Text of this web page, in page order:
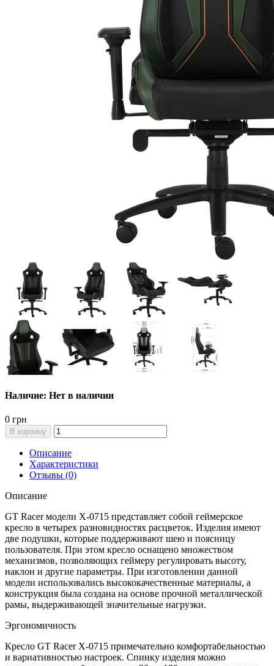
Наличие: Нет в наличии
0 грн
В корзину
Описание
Характеристики
Отзывы (0)
Описание
GT Racer модели X-0715 представляет собой геймерское
кресло в четырех разновидностях расцветок. Изделия имеют
две подушки, которые поддерживают шею и поясницу
пользователя. При этом кресло оснащено множеством
механизмов, позволяющих геймеру регулировать высоту,
наклон и другие параметры. При изготовлении данной
модели использовались высококачественные материалы, а
конструкция была создана на основе прочной металлической
рамы, выдерживающей значительные нагрузки.
Эргономичность
Кресло GT Racer X-0715 примечательно комфортабельностью
и вариативностью настроек. Спинку изделия можно